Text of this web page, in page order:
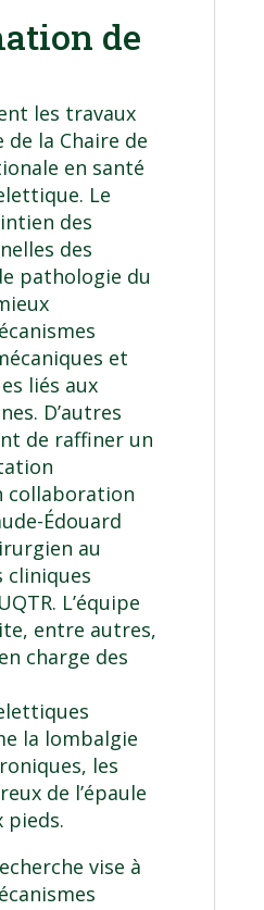
de
les travaux
de la Chaire de
en santé
Le
des
des
pathologie du
et
liés aux
D’autres
de raffiner un
collaboration
Édouard
au
cliniques
L’équipe
entre autres,
charge des
la lombalgie
les
de l’épaule
pieds.
vise à